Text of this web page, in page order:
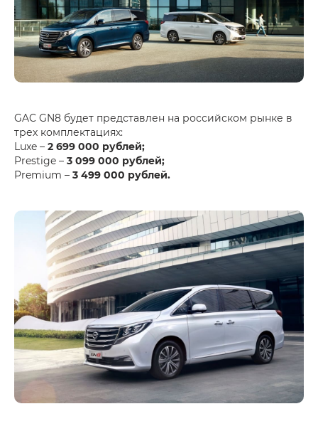
GAC GN8 будет представлен на российском рынке в
трех комплектациях:
Luxe – 2 699 000 рублей;
Prestige – 3 099 000 рублей;
Premium – 3 499 000 рублей.